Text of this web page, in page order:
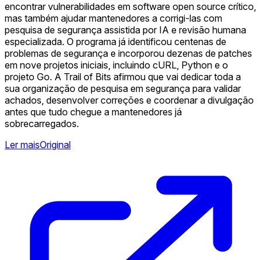
encontrar vulnerabilidades em software open source crítico,
mas também ajudar mantenedores a corrigi-las com
pesquisa de segurança assistida por IA e revisão humana
especializada. O programa já identificou centenas de
problemas de segurança e incorporou dezenas de patches
em nove projetos iniciais, incluindo cURL, Python e o
projeto Go. A Trail of Bits afirmou que vai dedicar toda a
sua organização de pesquisa em segurança para validar
achados, desenvolver correções e coordenar a divulgação
antes que tudo chegue a mantenedores já
sobrecarregados.
Ler maisOriginal